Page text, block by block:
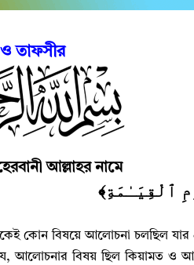
তাফসীর
আল্লাহর নামে
ٱلْقِيَـٰمَةِ﴾
কোন বিষয়ে আলোচনা চলছিল যার
,আলোচনার বিষয় ছিল কিয়ামত ও